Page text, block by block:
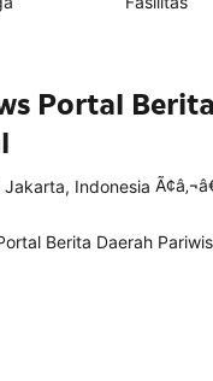
Portal
Indonesia